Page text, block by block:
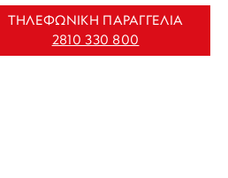
ΤΗΛΕΦΩΝΙΚΗ ΠΑΡΑΓΓΕΛΙΑ
2810 330 800